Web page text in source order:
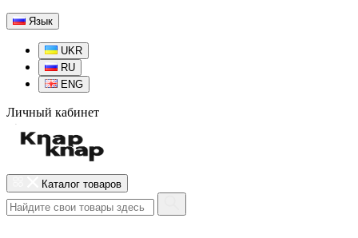
Язык
UKR
RU
ENG
Личный кабинет
Каталог товаров